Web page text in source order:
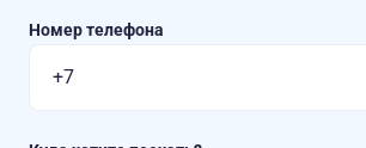
Номер телефона